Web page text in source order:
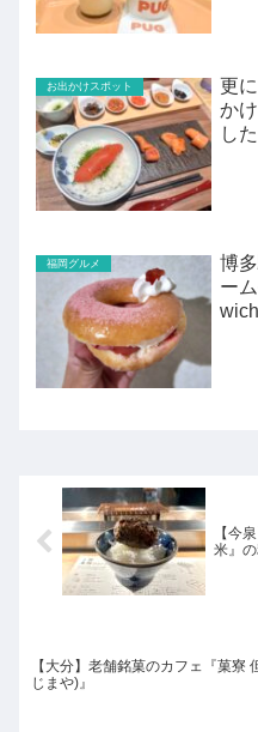
お出かけスポット
更
か
し
福岡グルメ
博
ー
【今
米』
【大分】老舗銘菓のカフェ『菓寮
じまや)』